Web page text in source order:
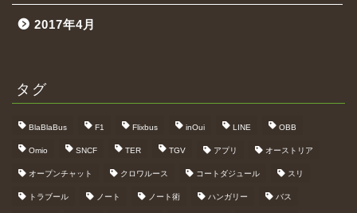
2017年4月
タグ
BlaBlaBus F1 Flixbus inOui LINE OBB
Omio SNCF TER TGV アプリ オーストリア
オープンチャット クロワルース コートダジュール スリ
トラブール ノート ノート術 ハンガリー バス